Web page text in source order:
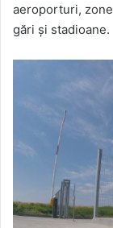
aeroporturi,
gări și stadioane.